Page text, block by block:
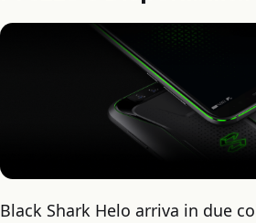
Black Shark Helo arriva in due